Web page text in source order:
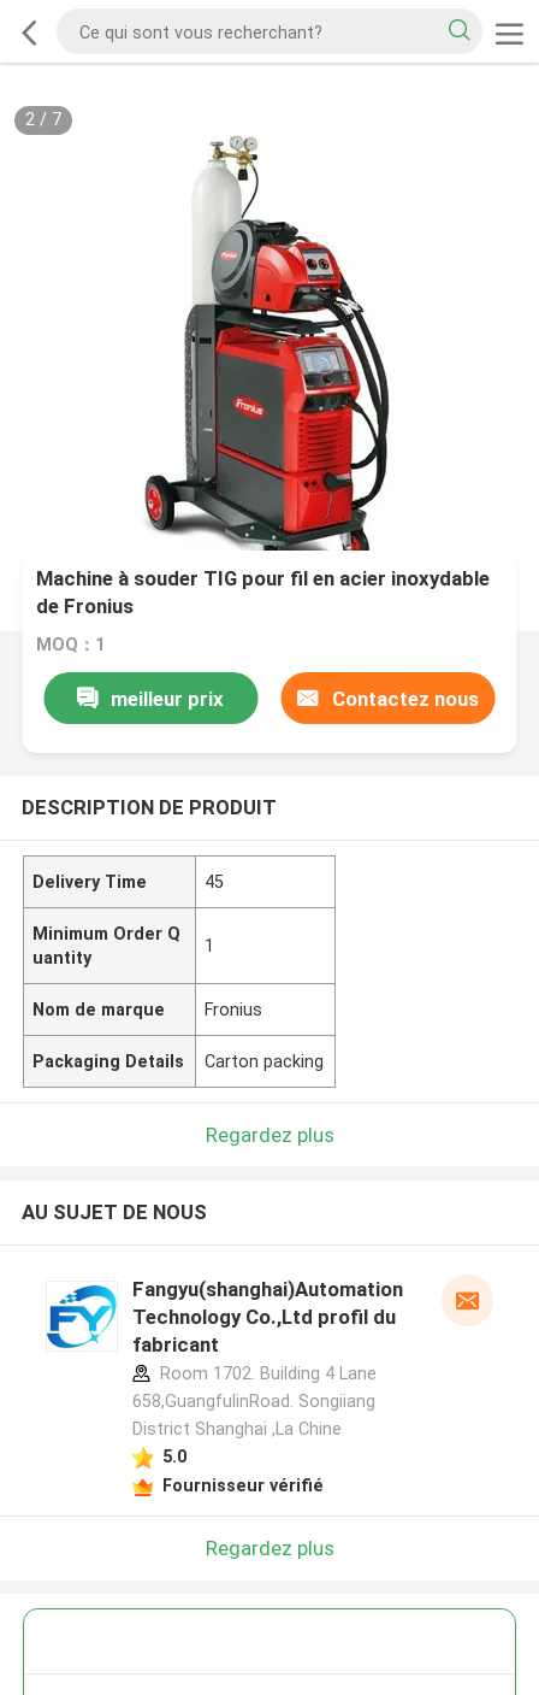
2/ 7
Machine à souder TIG pour fil en acier inoxydable
de Fronius
MOQ：1
meilleur prix Contactez nous
DESCRIPTION DE PRODUIT
Delivery Time 45
Minimum Order Q
uantity
1
Nom de marque Fronius
Packaging Details Carton packing
Regardez plus
AU SUJET DE NOUS
Fangyu(shanghai)Automation
Technology Co.,Ltd profil du
fabricant
Room 1702. Building 4 Lane
658,GuangfulinRoad. Songiiang
District Shanghai ,La Chine
5.0
Fournisseur vérifié
Regardez plus